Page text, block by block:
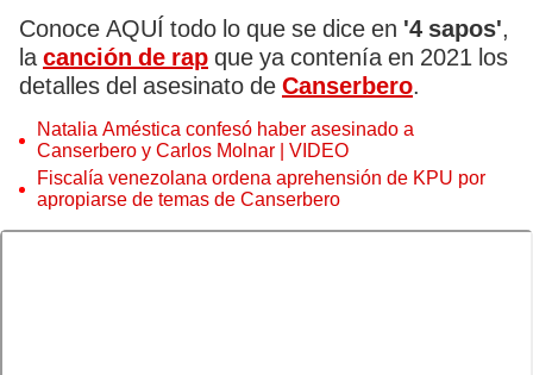
Conoce AQUÍ todo lo que se dice en '4 sapos',
la canción de rap que ya contenía en 2021 los
detalles del asesinato de Canserbero.
Natalia Améstica confesó haber asesinado a
Canserbero y Carlos Molnar | VIDEO
Fiscalía venezolana ordena aprehensión de KPU por
apropiarse de temas de Canserbero